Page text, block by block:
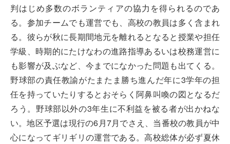
判はじめ多数のボランティアの協力を得られるのであ
る。参加チームでも運営でも、高校の教員は多く含まれ
る。彼らが秋に長期間地元を離れるとなると授業や担任
学級、時期的にたけなわの進路指導あるいは校務運営に
も影響が及ぶなど、今までになかった問題も出てくる。
野球部の責任教諭がたまたま勝ち進んだ年に3学年の担
任を持っていたりするとおそらく阿鼻叫喚の図となるだ
ろう。野球部以外の3年生に不利益を被る者が出かねな
い。地区予選は現行の6月7月でさえ、当番校の教員が中
心になってギリギリの運営である。高校総体が必ず夏休